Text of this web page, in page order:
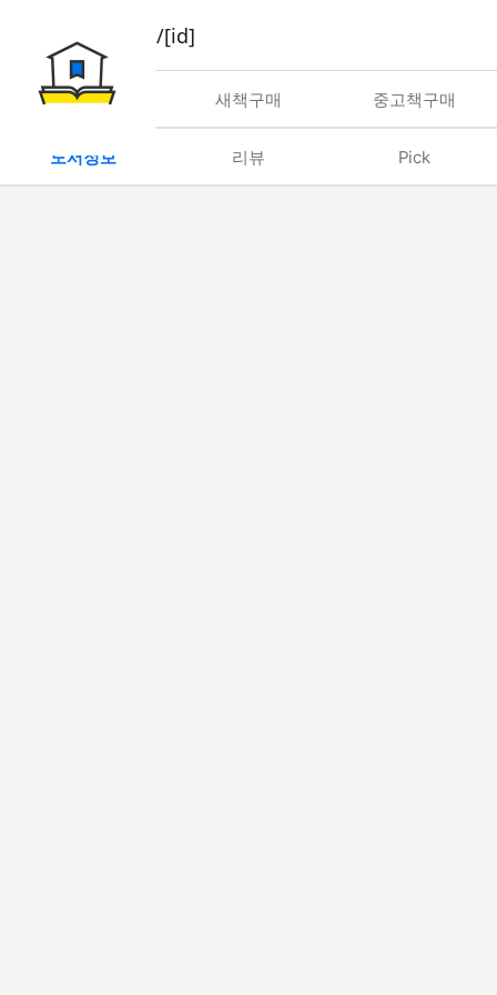
book/rent/[id]
대여 새책구매 중고책구매
도서정보 리뷰 Pick